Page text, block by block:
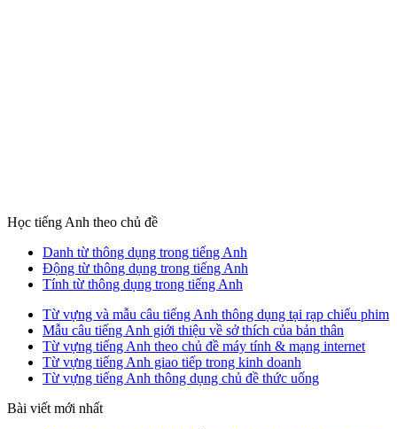
Học tiếng Anh theo chủ đề
Danh từ thông dụng trong tiếng Anh
Động từ thông dụng trong tiếng Anh
Tính từ thông dụng trong tiếng Anh
Từ vựng và mẫu câu tiếng Anh thông dụng tại rạp chiếu phim
Mẫu câu tiếng Anh giới thiệu về sở thích của bản thân
Từ vựng tiếng Anh theo chủ đề máy tính & mạng internet
Từ vựng tiếng Anh giao tiếp trong kinh doanh
Từ vựng tiếng Anh thông dụng chủ đề thức uống
Bài viết mới nhất